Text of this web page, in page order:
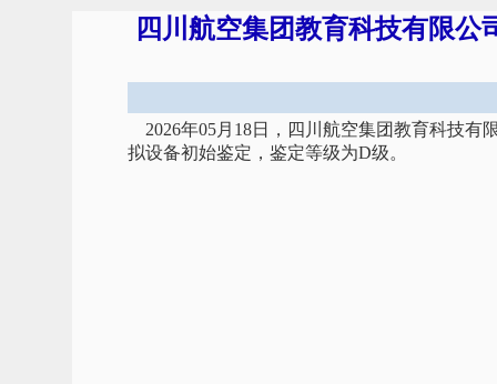
四川航空集团教育科技有限公
2026年05月18日，四川航空集团教育科技有
拟设备初始鉴定，鉴定等级为D级。